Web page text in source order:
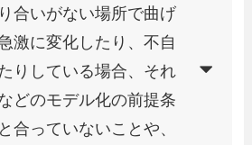
合いがない場所で曲げ
激に変化したり、不自
りしている場合、それ
どのモデル化の前提条
合っていないことや、